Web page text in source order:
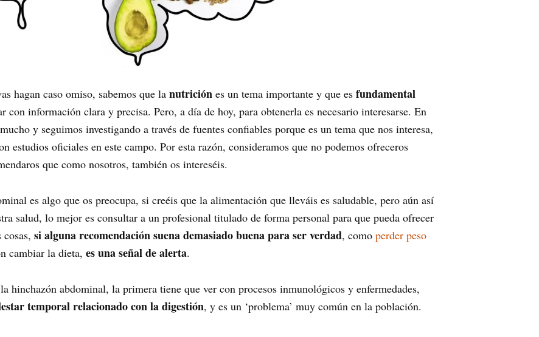
hagan caso omiso, sabemos que la nutrición es un tema importante y que es fundamental
con información clara y precisa. Pero, a día de hoy, para obtenerla es necesario interesarse. En
y seguimos investigando a través de fuentes confiables porque es un tema que nos interesa,
estudios oficiales en este campo. Por esta razón, consideramos que no podemos ofreceros
que como nosotros, también os intereséis.
es algo que os preocupa, si creéis que la alimentación que lleváis es saludable, pero aún así
salud, lo mejor es consultar a un profesional titulado de forma personal para que pueda ofrecer
si alguna recomendación suena demasiado buena para ser verdad, como perder peso
cambiar la dieta, es una señal de alerta.
hinchazón abdominal, la primera tiene que ver con procesos inmunológicos y enfermedades,
temporal relacionado con la digestión, y es un ‘problema’ muy común en la población.